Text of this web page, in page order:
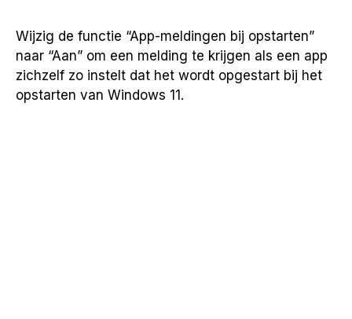
Wijzig de functie “App-meldingen bij opstarten”
naar “Aan” om een melding te krijgen als een app
zichzelf zo instelt dat het wordt opgestart bij het
opstarten van Windows 11.